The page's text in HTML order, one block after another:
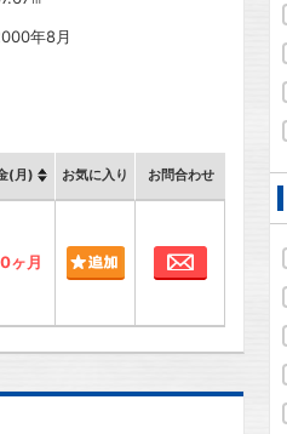
年8月
(月) お気に入り お問合わせ
ヶ月 お問合わせ